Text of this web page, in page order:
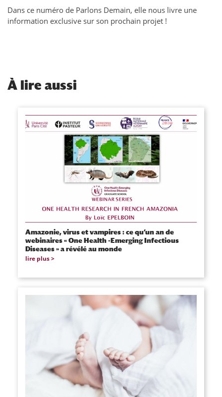
Dans ce numéro de Parlons Demain, elle nous livre une
information exclusive sur son prochain projet !
À lire aussi
Amazonie, virus et vampires : ce qu’un an de
webinaires « One Health -Emerging Infectious
Diseases » a révélé au monde
lire plus